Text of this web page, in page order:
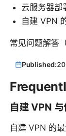
云服务器
自建 VPN
常见问题解答（
Published:
自建 VPN
自建 VPN 的